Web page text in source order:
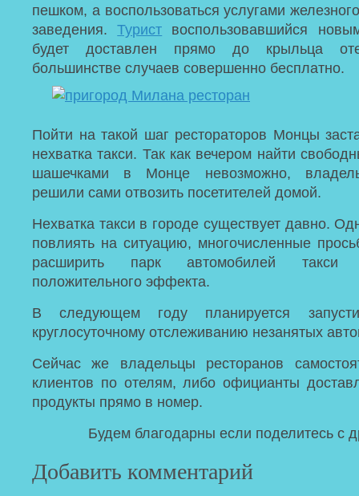
пешком, а воспользоваться услугами
заведения.Турист воспользовавшийся
будет доставлен прямо до крыльца
большинстве случаев совершенно бесплатно.
Пойти на такой шаг рестораторов Монцы
нехватка такси. Так как вечером найти
шашечками в Монце невозможно,
решили сами отвозить посетителей домой.
Нехватка такси в городе существует давно.
повлиять на ситуацию, многочисленные
расширить парк автомобилей
положительного эффекта.
В следующем году планируется
круглосуточному отслеживанию незанятых
Сейчас же владельцы ресторанов
клиентов по отелям, либо официанты
продукты прямо в номер.
Будем благодарны если поделитесь с
Добавить комментарий